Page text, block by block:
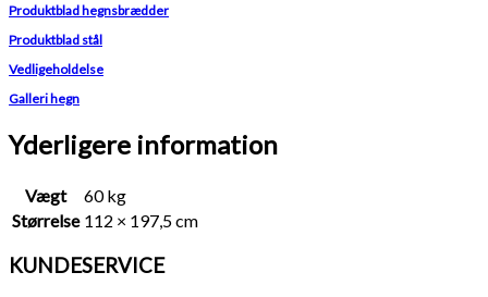
Produktblad hegnsbrædder
Produktblad stål
Vedligeholdelse
Galleri hegn
Yderligere information
Vægt
60 kg
Størrelse 112 × 197,5 cm
KUNDESERVICE